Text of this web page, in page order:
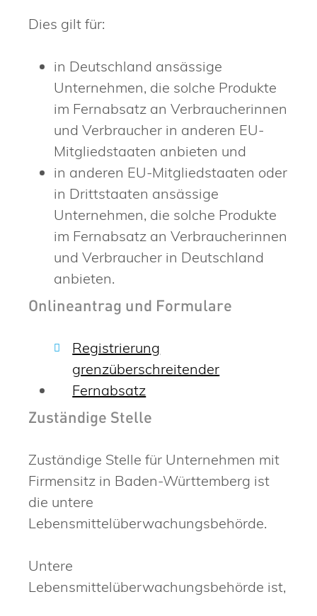
Dies gilt für:
in Deutschland ansässige
Unternehmen, die solche Produkte
im Fernabsatz an Verbraucherinnen
und Verbraucher in anderen EU-
Mitgliedstaaten anbieten und
in anderen EU-Mitgliedstaaten oder
in Drittstaaten ansässige
Unternehmen, die solche Produkte
im Fernabsatz an Verbraucherinnen
und Verbraucher in Deutschland
anbieten.
Onlineantrag und Formulare
Registrierung
grenzüberschreitender
Fernabsatz
Zuständige Stelle
Zuständige Stelle für Unternehmen mit
Firmensitz in Baden-Württemberg ist
die untere
Lebensmittelüberwachungsbehörde.
Untere
Lebensmittelüberwachungsbehörde ist,